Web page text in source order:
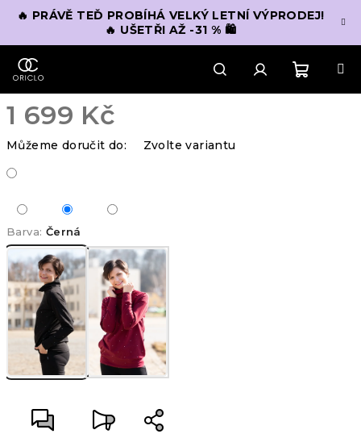
🔥 PRÁVĚ TEĎ PROBÍHÁ VELKÝ LETNÍ VÝPRODEJ!
🔥 UŠETŘI AŽ -31 % 🛍️
HledatPřihlášení
Barva: Černá
1 699 Kč
Měrná
Můžeme doručit do: Zvolte variantu